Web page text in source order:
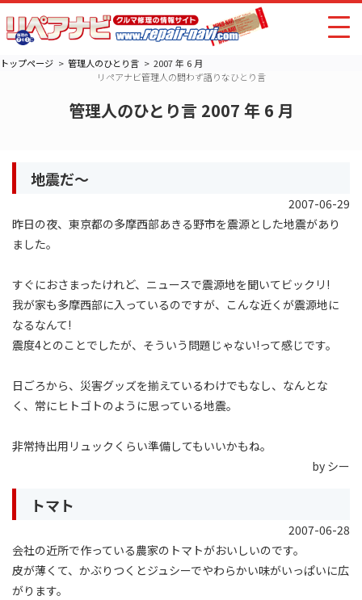
トップページ 管理人のひとり言
2007 年 6 月
リペアナビ管理人の問わず語りなひとり言
管理人のひとり言 2007 年 6 月
地震だ〜
2007-06-29
昨日の夜、東京都の多摩西部あきる野市を震源とした地震があり
ました。
すぐにおさまったけれど、ニュースで震源地を聞いてビックリ!
我が家も多摩西部に入っているのですが、こんな近くが震源地に
なるなんて!
震度4とのことでしたが、そういう問題じゃない!って感じです。
日ごろから、災害グッズを揃えているわけでもなし、なんとな
く、常にヒトゴトのように思っている地震。
非常持出用リュックくらい準備してもいいかもね。
by シー
トマト
2007-06-28
会社の近所で作っている農家のトマトがおいしいのです。
皮が薄くて、かぶりつくとジュシーでやわらかい味がいっぱいに広
がります。